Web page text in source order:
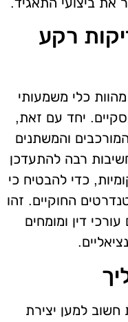
רקע
כלי משמעותי
יחד עם זאת,
והמשתנים
רבה להתעדכן
כדי להבטיח כי
החוקיים. זהו
דין ומומחים
חשוב למען יצירת